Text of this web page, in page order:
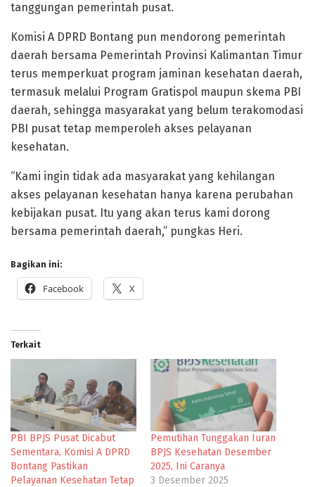
tanggungan pemerintah pusat.
Komisi A DPRD Bontang pun mendorong pemerintah
daerah bersama Pemerintah Provinsi Kalimantan Timur
terus memperkuat program jaminan kesehatan daerah,
termasuk melalui Program Gratispol maupun skema PBI
daerah, sehingga masyarakat yang belum terakomodasi
PBI pusat tetap memperoleh akses pelayanan
kesehatan.
“Kami ingin tidak ada masyarakat yang kehilangan
akses pelayanan kesehatan hanya karena perubahan
kebijakan pusat. Itu yang akan terus kami dorong
bersama pemerintah daerah,” pungkas Heri.
Bagikan ini:
Facebook X
Terkait
PBI BPJS Pusat Dicabut
Sementara, Komisi A DPRD
Bontang Pastikan
Pelayanan Kesehatan Tetap
Pemutihan Tunggakan Iuran
BPJS Kesehatan Desember
2025, Ini Caranya
3 Desember 2025